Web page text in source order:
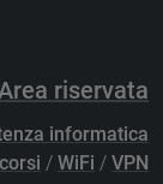
riservata
informatica
/ WiFi / VPN